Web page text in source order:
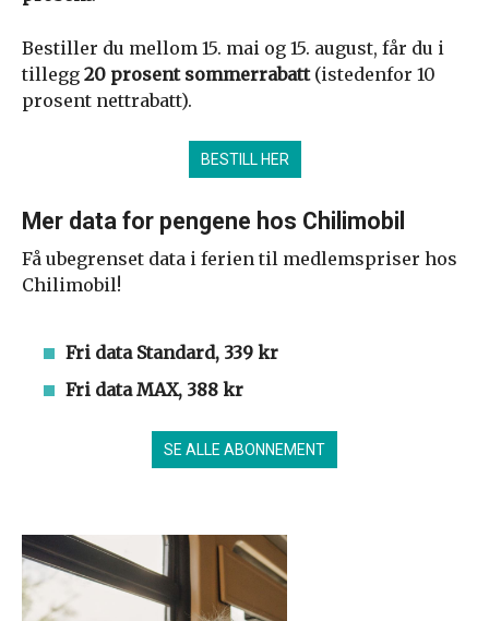
Bestiller du mellom 15. mai og 15. august, får du i
tillegg 20 prosent sommerrabatt(istedenfor 10
prosent nettrabatt).
BESTILL HER
Mer data for pengene hos Chilimobil
Få ubegrenset data i ferien til medlemspriser hos
Chilimobil!
Fri data Standard, 339 kr
Fri data MAX, 388 kr
SE ALLE ABONNEMENT